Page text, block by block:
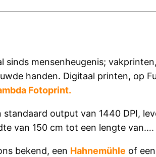
sinds mensenheugenis;
handen. Digitaal printen, op
Fotoprint.
output van 1440 DPI,
van 150 cm tot een lengte van….
bekend, een Hahnemühle of een